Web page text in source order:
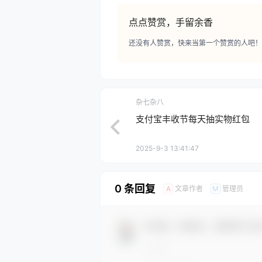
点点赞赏，手留余香
还没有人赞赏，快来当第一个赞赏的人吧！
杂七杂八
支付宝丰收节每天抽实物红包
2025-9-3 13:41:47
0 条回复 A 文章作者 M 管理员